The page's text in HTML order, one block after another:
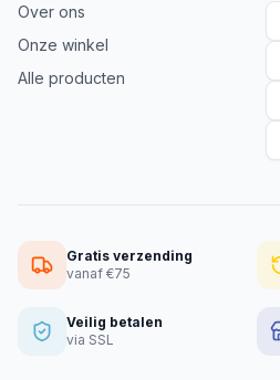
Over ons
Onze winkel
Alle producten
Gratis verzending
vanaf €75
Veilig betalen
via SSL